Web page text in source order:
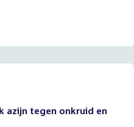
azijn tegen onkruid en